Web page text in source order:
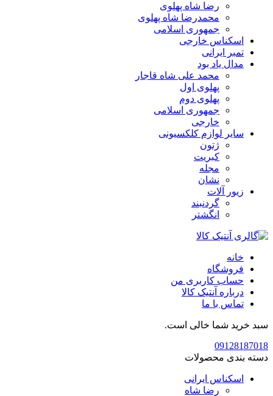
رضا شاه پهلوی
محمدرضا شاه پهلوی
جمهوری اسلامی
اسکناس خارجی
تمبر ایرانی
مدال یاد بود
محمد علی شاه قاجار
پهلوی اول
پهلوی دوم
جمهوری اسلامی
خارجی
سایر لوازم کلکسیونی
ژتون
کبریت
مجله
نشان
زیور آلات
گردنبند
انگشتر
خانه
فروشگاه
حساب کاربری من
درباره آنتیک کالا
تماس با ما
سبد خرید شما خالی است.
09128187018
دسته بندی محصولات
اسکناس ایرانی
رضا شاه